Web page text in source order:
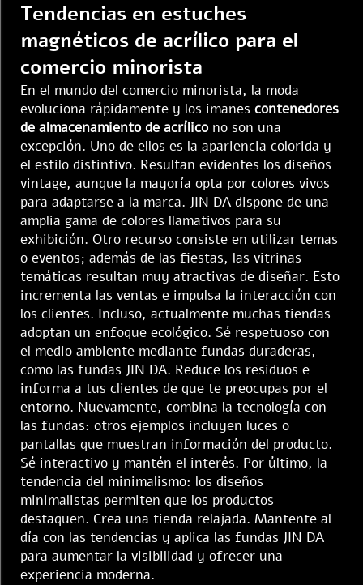
Tendencias en estuches
magnéticos de acrílico para el
comercio minorista
En el mundo del comercio minorista, la moda
evoluciona rápidamente y los imanes contenedores
de almacenamiento de acrílico no son una
excepción. Uno de ellos es la apariencia colorida y
el estilo distintivo. Resultan evidentes los diseños
vintage, aunque la mayoría opta por colores vivos
para adaptarse a la marca. JIN DA dispone de una
amplia gama de colores llamativos para su
exhibición. Otro recurso consiste en utilizar temas
o eventos; además de las fiestas, las vitrinas
temáticas resultan muy atractivas de diseñar. Esto
incrementa las ventas e impulsa la interacción con
los clientes. Incluso, actualmente muchas tiendas
adoptan un enfoque ecológico. Sé respetuoso con
el medio ambiente mediante fundas duraderas,
como las fundas JIN DA. Reduce los residuos e
informa a tus clientes de que te preocupas por el
entorno. Nuevamente, combina la tecnología con
las fundas: otros ejemplos incluyen luces o
pantallas que muestran información del producto.
Sé interactivo y mantén el interés. Por último, la
tendencia del minimalismo: los diseños
minimalistas permiten que los productos
destaquen. Crea una tienda relajada. Mantente al
día con las tendencias y aplica las fundas JIN DA
para aumentar la visibilidad y ofrecer una
experiencia moderna.